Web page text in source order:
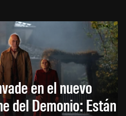
en el nuevo
del Demonio: Están